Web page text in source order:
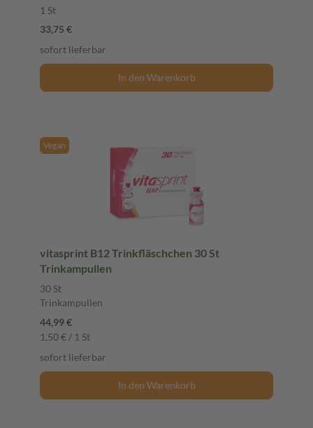
1 St
33,75 €
sofort lieferbar
In den Warenkorb
Vegan
vitasprint B12 Trinkfläschchen 30 St
Trinkampullen
30 St
Trinkampullen
44,99 €
1,50 € / 1 St
sofort lieferbar
In den Warenkorb